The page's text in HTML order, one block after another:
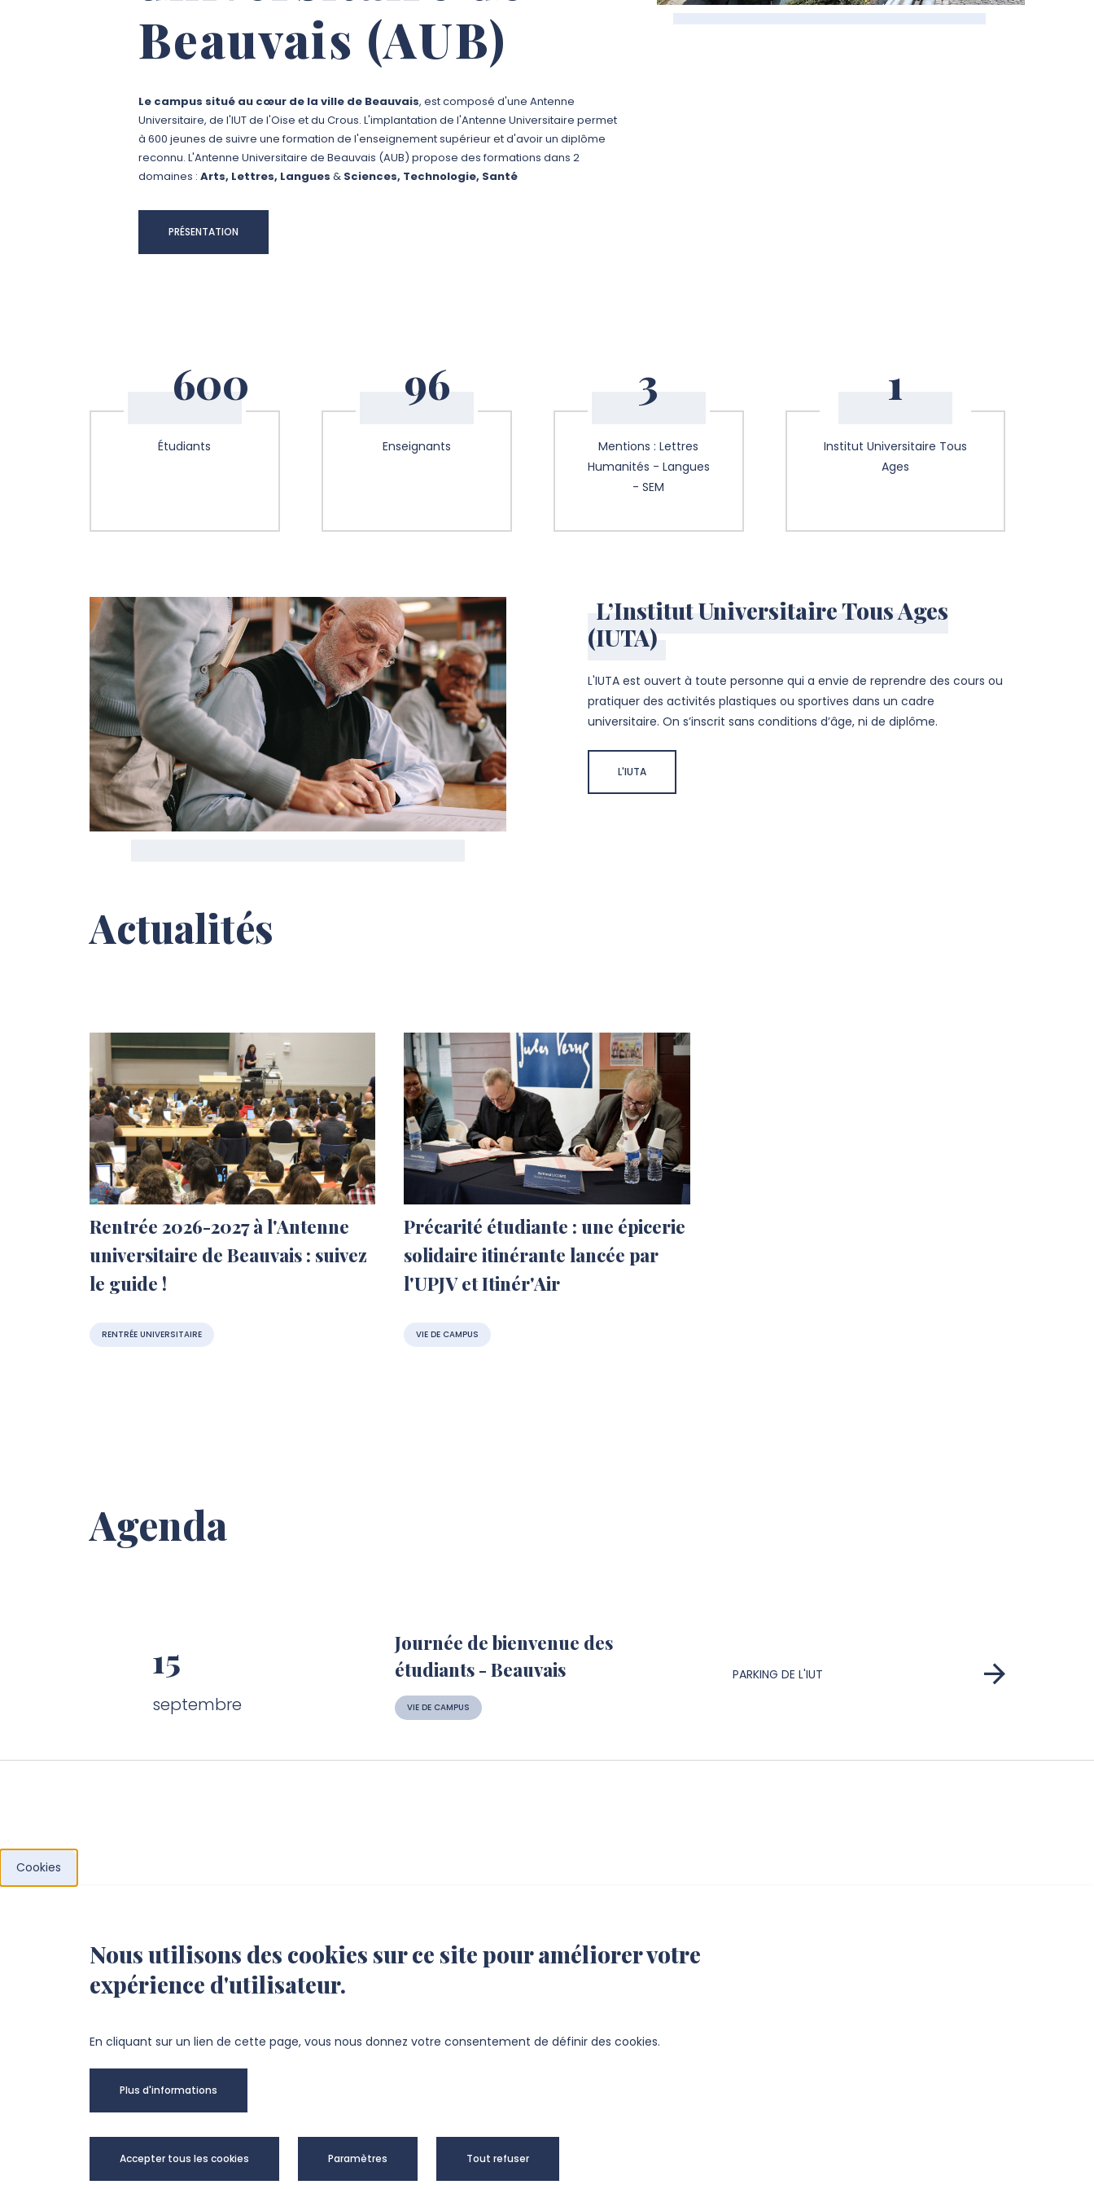
Beauvais (AUB)
Le campus situé au cœur de la ville de Beauvais, est composé d'une Antenne
Universitaire, de l'IUT de l'Oise et du Crous. L'implantation de l'Antenne Universitaire permet
à 600 jeunes de suivre une formation de l'enseignement supérieur et d'avoir un diplôme
reconnu. L'Antenne Universitaire de Beauvais (AUB) propose des formations dans 2
domaines : Arts, Lettres, Langues & Sciences, Technologie, Santé
PRÉSENTATION
600
Étudiants
96
Enseignants
3
Mentions : Lettres
Humanités - Langues
- SEM
1
Institut Universitaire Tous
Ages
L’Institut Universitaire Tous Ages
(IUTA)
L'IUTA est ouvert à toute personne qui a envie de reprendre des cours ou
pratiquer des activités plastiques ou sportives dans un cadre
universitaire. On s’inscrit sans conditions d’âge, ni de diplôme.
L'IUTA
Actualités
Rentrée 2026-2027 à l'Antenne
universitaire de Beauvais : suivez
le guide !
RENTRÉE UNIVERSITAIRE
Précarité étudiante : une épicerie
solidaire itinérante lancée par
l'UPJV et Itinér'Air
VIE DE CAMPUS
Agenda
15
septembre
Journée de bienvenue des
étudiants - Beauvais
VIE DE CAMPUS
PARKING DE L'IUT
Antenne universitaire de
Cookies
Nous utilisons des cookies sur ce site pour améliorer votre
expérience d'utilisateur.
En cliquant sur un lien de cette page, vous nous donnez votre consentement de définir des cookies.
Plus d'informations
Accepter tous les cookies Paramètres Tout refuser